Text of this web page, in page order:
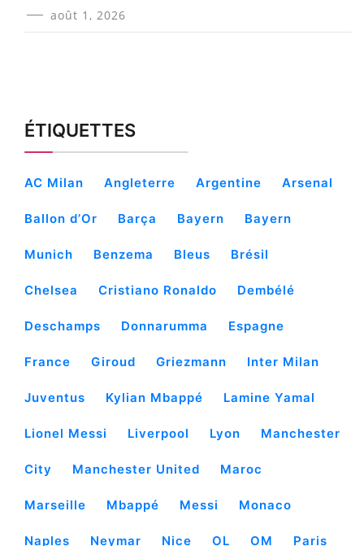
août 1, 2026
ÉTIQUETTES
AC Milan Angleterre Argentine Arsenal
Ballon d’Or Barça Bayern Bayern
Munich Benzema Bleus Brésil
Chelsea Cristiano Ronaldo Dembélé
Deschamps Donnarumma Espagne
France Giroud Griezmann Inter Milan
Juventus Kylian Mbappé Lamine Yamal
Lionel Messi Liverpool Lyon Manchester
City Manchester United Maroc
Marseille Mbappé Messi Monaco
Naples Neymar Nice OL OM Paris